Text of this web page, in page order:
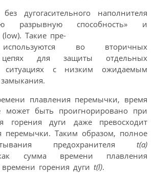
дугогасительного наполнителя
разрывную способность» и
(low). Такие пре-
во вторичных
цепях для защиты отдельных
ситуациях с низким ожидаемым
плавления перемычки, время
может быть проигнорировано при
горения дуги даже превосходит
перемычки. Таким образом, полное
предохранителя t(a)
как сумма времени плавления
горения дуги t(l).